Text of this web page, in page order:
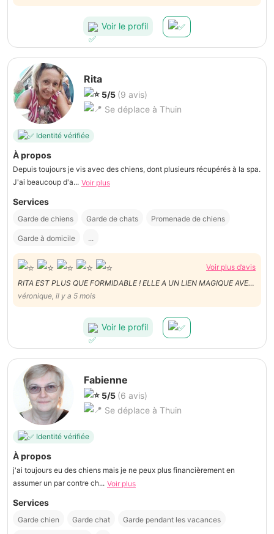
d'amour et de bienveillance, longues ballades quotidiennes, nouvelles
envoyées,... Nous referons appel, c'est certain ! :)
Voir le profil
Rita
5/5 (9 avis)
Se déplace à Thuin
Identité vérifiée
À propos
Depuis toujours je vis avec des chiens, dont plusieurs récupérés à la spa.
J'ai beaucoup d'a... Voir plus
Services
Garde de chiens Garde de chats Promenade de chiens
Garde à domicile ...
Voir plus d’avis
RITA EST PLUS QUE FORMIDABLE ! ELLE A UN LIEN MAGIQUE AVEC
NOS ANIMAUX ELLE S'EN OCCUPE PARFAITEMENT BIEN. LA
CONNAITRE EST UN VRAI PLAISIR ET LUCY MA PETITE CHIENNE
EXTRÊMEMENT DIFFICILE L'A ADOPTÉE TOUT DE SUITE! LUCY A EU
DES VACANCES DE REVES !
véronique, il y a 5 mois
Voir le profil
Fabienne
5/5 (6 avis)
Se déplace à Thuin
Identité vérifiée
À propos
j'ai toujours eu des chiens mais je ne peux plus financièrement en
assumer un par contre ch... Voir plus
Services
Garde chien Garde chat Garde pendant les vacances